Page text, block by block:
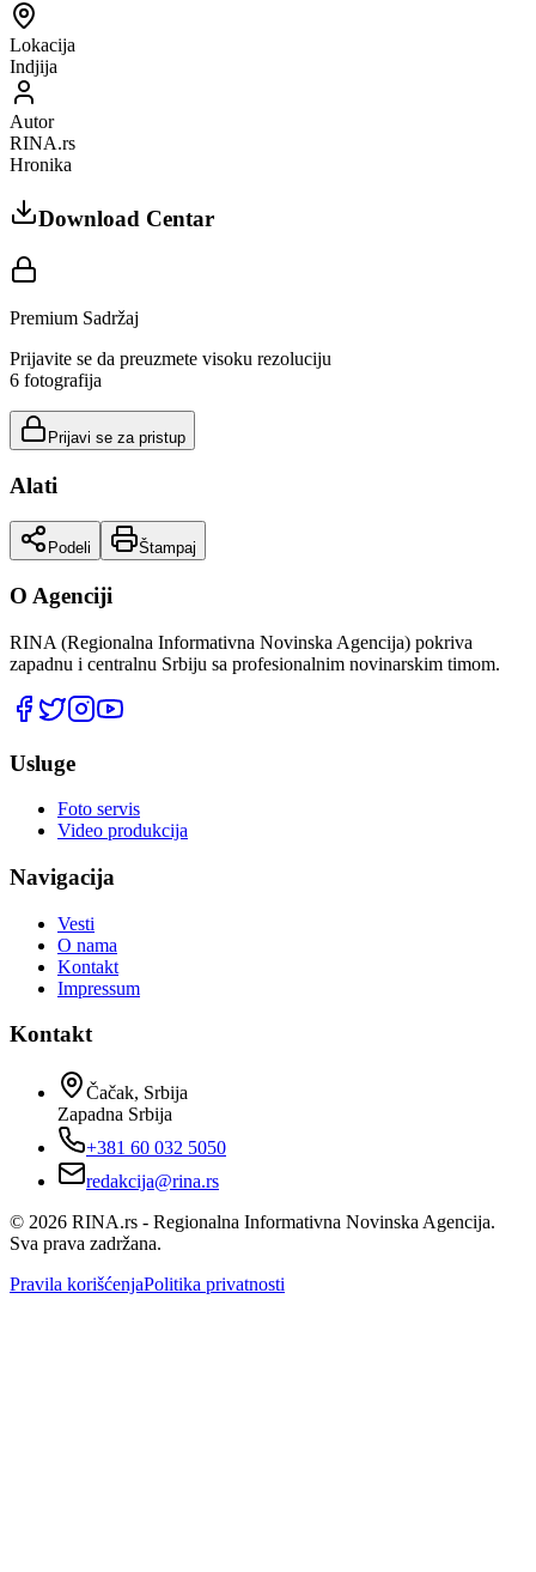
Lokacija
Indjija
Autor
RINA.rs
Hronika
Download Centar
Premium Sadržaj
Prijavite se da preuzmete visoku rezoluciju
6 fotografija
Prijavi se za pristup
Alati
Podeli Štampaj
O Agenciji
RINA (Regionalna Informativna Novinska Agencija) pokriva
zapadnu i centralnu Srbiju sa profesionalnim novinarskim timom.
Usluge
Foto servis
Video produkcija
Navigacija
Vesti
O nama
Kontakt
Impressum
Kontakt
Čačak, Srbija
Zapadna Srbija
+381 60 032 5050
redakcija@rina.rs
© 2026 RINA.rs - Regionalna Informativna Novinska Agencija.
Sva prava zadržana.
Pravila korišćenjaPolitika privatnosti